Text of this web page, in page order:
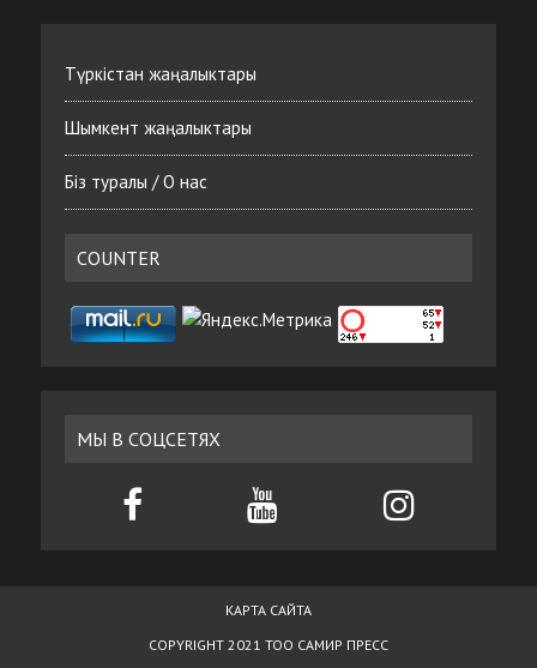
Түркістан жаңалыктары
Шымкент жаңалыктары
Біз туралы / О нас
COUNTER
МЫ В СОЦСЕТЯХ
КАРТА САЙТА
COPYRIGHT 2021 ТОО САМИР ПРЕСС